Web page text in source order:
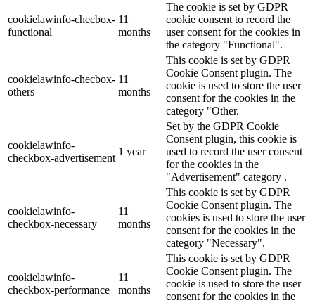
cookielawinfo-checbox-
functional
11
months
The cookie is set by GDPR
cookie consent to record the
user consent for the cookies in
the category "Functional".
cookielawinfo-checbox-
others
11
months
This cookie is set by GDPR
Cookie Consent plugin. The
cookie is used to store the user
consent for the cookies in the
category "Other.
cookielawinfo-
checkbox-advertisement
1 year
Set by the GDPR Cookie
Consent plugin, this cookie is
used to record the user consent
for the cookies in the
"Advertisement" category .
cookielawinfo-
checkbox-necessary
11
months
This cookie is set by GDPR
Cookie Consent plugin. The
cookies is used to store the user
consent for the cookies in the
category "Necessary".
cookielawinfo-
checkbox-performance
11
months
This cookie is set by GDPR
Cookie Consent plugin. The
cookie is used to store the user
consent for the cookies in the